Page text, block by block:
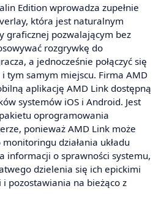
Edition wprowadza zupełnie
która jest naturalnym
graficznej pozwalającym bez
rozgrywkę do
a jednocześnie połączyć się
tym samym miejscu. Firma AMD
aplikację AMD Link dostępną
systemów iOS i Android. Jest
oprogramowania
ponieważ AMD Link może
działania układu
informacji o sprawności systemu,
dzielenia się ich epickimi
pozostawiania na bieżąco z